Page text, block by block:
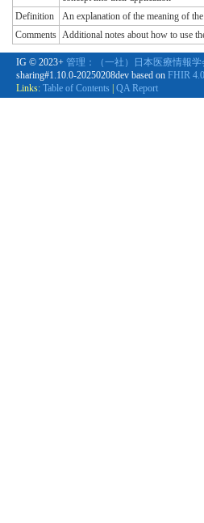
Definition
An explanation of the meaning of
Comments Additional notes about how to use
IG © 2023+ 管理：（一社）日本医療情報学
sharing#1.10.0-20250208dev based on FHIR
Links: Table of Contents QA Report